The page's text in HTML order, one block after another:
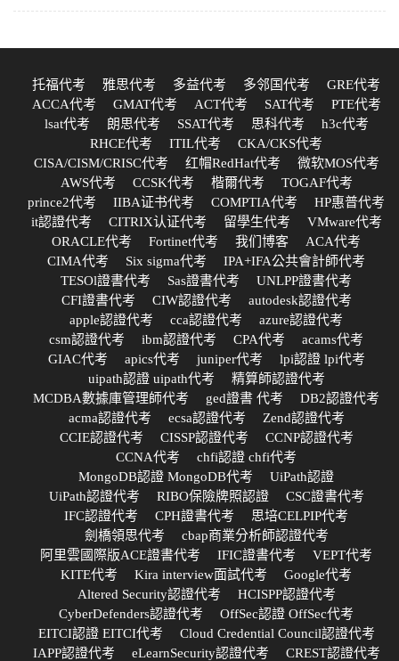
托福代考 雅思代考 多益代考 多邻国代考
GRE代考
ACCA代考
GMAT代考 ACT代考 SAT代考
PTE代考
lsat代考
朗思代考 SSAT代考 思科代考
h3c代考
RHCE代考
ITIL代考
CKA/CKS代考
CISA/CISM/CRISC代考
红帽RedHat代考
微软MOS代考
AWS代考
CCSK代考 楷爾代考
TOGAF代考
prince2代考
IIBA证书代考 COMPTIA代考
HP惠普代考
it認證代考
CITRIX认证代考 留學生代考
VMware代考
ORACLE代考
Fortinet代考 我们博客
ACA代考
CIMA代考
Six sigma代考
IPA+IFA公共會計師代考
TESOl證書代考
Sas證書代考
UNLPP證書代考
CFI證書代考
CIW認證代考
autodesk認證代考
apple認證代考
cca認證代考
azure認證代考
csm認證代考
ibm認證代考 CPA代考
acams代考
GIAC代考
apics代考 juniper代考
lpi認證 lpi代考
uipath認證 uipath代考
精算師認證代考
MCDBA數據庫管理師代考
ged證書 代考
DB2認證代考
acma認證代考
ecsa認證代考
Zend認證代考
CCIE認證代考
CISSP認證代考
CCNP認證代考
CCNA代考
chfi認證 chfi代考
MongoDB認證 MongoDB代考
UiPath認證
UiPath認證代考
RIBO保險牌照認證
CSC證書代考
IFC認證代考
CPH證書代考
思培CELPIP代考
劍橋領思代考
cbap商業分析師認證代考
阿里雲國際版ACE證書代考
IFIC證書代考
VEPT代考
KITE代考
Kira interview面試代考
Google代考
Altered Security認證代考
HCISPP認證代考
CyberDefenders認證代考
OffSec認證 OffSec代考
EITCI認證 EITCI代考
Cloud Credential Council認證代考
IAPP認證代考
eLearnSecurity認證代考
CREST認證代考